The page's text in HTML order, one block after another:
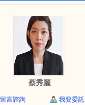
蔡秀麗
留言諮詢
我要委託